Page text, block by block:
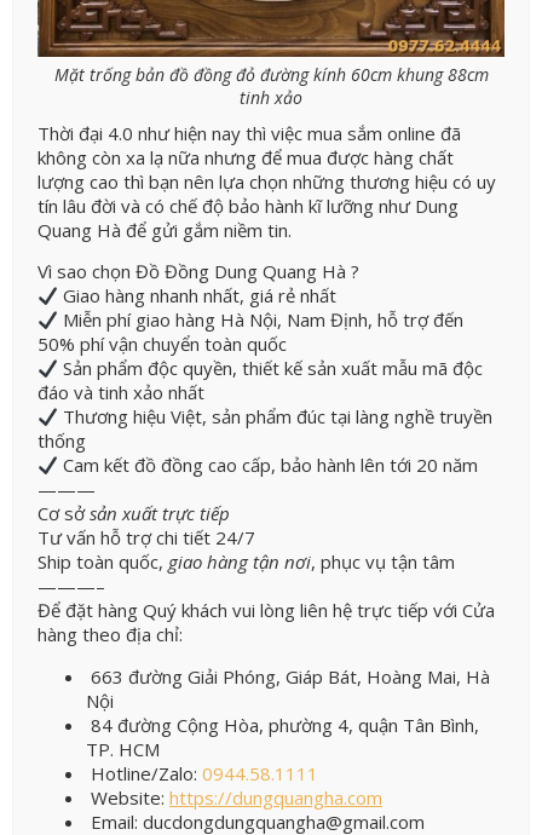
Mặt trống bản đồ đồng đỏ đường kính 60cm khung 88cm
tinh xảo
Thời đại 4.0 như hiện nay thì việc mua sắm online đã
không còn xa lạ nữa nhưng để mua được hàng chất
lượng cao thì bạn nên lựa chọn những thương hiệu có uy
tín lâu đời và có chế độ bảo hành kĩ lưỡng như Dung
Quang Hà để gửi gắm niềm tin.
Vì sao chọn Đồ Đồng Dung Quang Hà ?
Giao hàng nhanh nhất, giá rẻ nhất
Miễn phí giao hàng Hà Nội, Nam Định, hỗ trợ đến
50% phí vận chuyển toàn quốc
Sản phẩm độc quyền, thiết kế sản xuất mẫu mã độc
đáo và tinh xảo nhất
Thương hiệu Việt, sản phẩm đúc tại làng nghề truyền
thống
Cam kết đồ đồng cao cấp, bảo hành lên tới 20 năm
———
Cơ sởsản xuất trực tiếp
Tư vấn hỗ trợ chi tiết 24/7
Ship toàn quốc, giao hàng tận nơi, phục vụ tận tâm
———–
Để đặt hàng Quý khách vui lòng liên hệ trực tiếp với Cửa
hàng theo địa chỉ:
663 đường Giải Phóng, Giáp Bát, Hoàng Mai, Hà
Nội
84 đường Cộng Hòa, phường 4, quận Tân Bình,
TP. HCM
Hotline/Zalo: 0944.58.1111
Website: https://dungquangha.com
Email: ducdongdungquangha@gmail.com